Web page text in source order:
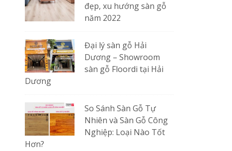
đẹp, xu hướng sàn gỗ
năm 2022
Đại lý sàn gỗ Hải
Dương – Showroom
sàn gỗ Floordi tại Hải
Dương
So Sánh Sàn Gỗ Tự
Nhiên và Sàn Gỗ Công
Nghiệp: Loại Nào Tốt
Hơn?